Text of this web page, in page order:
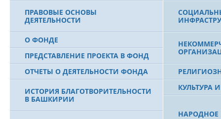
ПРАВОВЫЕ ОСНОВЫ
ДЕЯТЕЛЬНОСТИ
О ФОНДЕ
ПРЕДСТАВЛЕНИЕ ПРОЕКТА В ФОНД
ОТЧЕТЫ О ДЕЯТЕЛЬНОСТИ ФОНДА
ИСТОРИЯ БЛАГОТВОРИТЕЛЬНОСТИ
В БАШКИРИИ
КУЛЬТУРА
НАРОДНОЕ